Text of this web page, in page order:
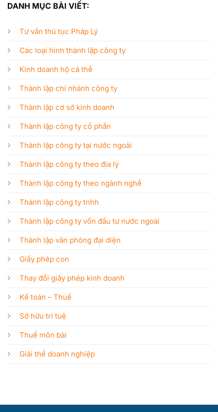
DANH MỤC BÀI VIẾT:
Tư vấn thủ tục Pháp Lý
Các loại hình thành lập công ty
Kinh doanh hộ cá thể
Thành lập chi nhánh công ty
Thành lập cơ sở kinh doanh
Thành lập công ty cổ phần
Thành lập công ty tại nước ngoài
Thành lập công ty theo địa lý
Thành lập công ty theo ngành nghề
Thành lập công ty tnhh
Thành lập công ty vốn đầu tư nước ngoài
Thành lập văn phòng đại diện
Giấy phép con
Thay đổi giấy phép kinh doanh
Kế toán – Thuế
Sở hữu trí tuệ
Thuế môn bài
Giải thể doanh nghiệp